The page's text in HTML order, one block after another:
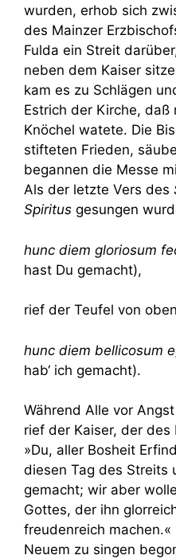
wurden, erhob sich
des Mainzer
Fulda ein Streit
neben dem Kaiser
kam es zu Schlägen
Estrich der Kirche,
Knöchel watete. Die
stifteten Frieden,
begannen die Messe
Als der letzte Vers des
Spiritus gesungen
hunc diem gloriosum
hast Du gemacht),
rief der Teufel von
hunc diem bellicosum
hab‘ ich gemacht).
Während Alle vor
rief der Kaiser, der des
»Du, aller Bosheit
diesen Tag des Streits
gemacht; wir aber
Gottes, der ihn
freudenreich
Neuem zu singen